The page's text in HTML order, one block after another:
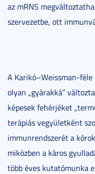
az mRNS
szervezetbe, ott
A Karikó–Weissman-
olyan „gyárakká”
képesek fehérjéket
terápiás vegyületként
immunrendszerét a
miközben a káros
több éves kutatómunka